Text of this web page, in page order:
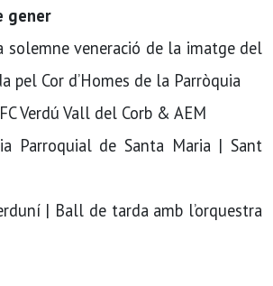
gener
solemne veneració de la imatge del
pel Cor d’Homes de la Parròquia
Verdú Vall del Corb & AEM
Parroquial de Santa Maria | Sant
| Ball de tarda amb l’orquestra